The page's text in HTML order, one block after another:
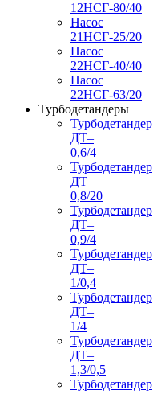
12НСГ-80/40
Насос
21НСГ-25/20
Насос
22НСГ-40/40
Насос
22НСГ-63/20
Турбодетандеры
Турбодетандер
ДТ–
0,6/4
Турбодетандер
ДТ–
0,8/20
Турбодетандер
ДТ–
0,9/4
Турбодетандер
ДТ–
1/0,4
Турбодетандер
ДТ–
1/4
Турбодетандер
ДТ–
1,3/0,5
Турбодетандер